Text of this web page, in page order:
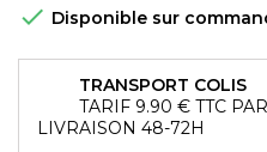
 Disponible sur
TRANSPORT COLIS
TARIF 9.90 € TTC
LIVRAISON 48-72H